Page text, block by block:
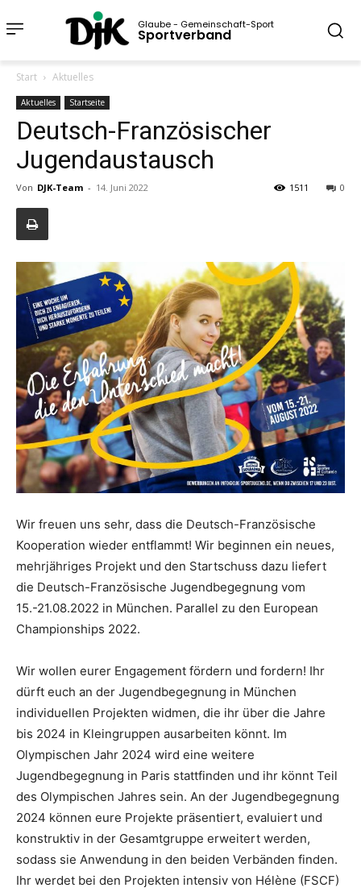
Glaube - Gemeinschaft-Sport
Sportverband
Start Aktuelles
Aktuelles Startseite
Deutsch-Französischer
Jugendaustausch
Von DJK-Team - 14. Juni 2022 0
1511
Wir freuen uns sehr, dass die Deutsch-Französische
Kooperation wieder entflammt! Wir beginnen ein neues,
mehrjähriges Projekt und den Startschuss dazu liefert
die Deutsch-Französische Jugendbegegnung vom
15.-21.08.2022 in München. Parallel zu den European
Championships 2022.
Wir wollen eurer Engagement fördern und fordern! Ihr
dürft euch an der Jugendbegegnung in München
individuellen Projekten widmen, die ihr über die Jahre
bis 2024 in Kleingruppen ausarbeiten könnt. Im
Olympischen Jahr 2024 wird eine weitere
Jugendbegegnung in Paris stattfinden und ihr könnt Teil
des Olympischen Jahres sein. An der Jugendbegegnung
2024 können eure Projekte präsentiert, evaluiert und
konstruktiv in der Gesamtgruppe erweitert werden,
sodass sie Anwendung in den beiden Verbänden finden.
Ihr werdet bei den Projekten intensiv von Hélène (FSCF)